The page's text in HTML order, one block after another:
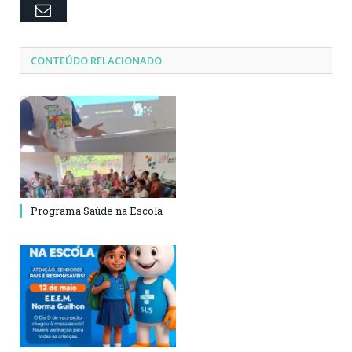
Email
CONTEÚDO RELACIONADO
Programa Saúde na Escola